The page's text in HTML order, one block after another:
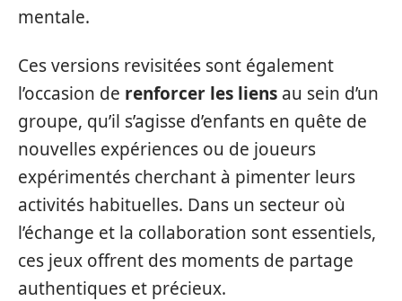
mentale.
Ces versions revisitées sont également
l’occasion de renforcer les liens au sein d’un
groupe, qu’il s’agisse d’enfants en quête de
nouvelles expériences ou de joueurs
expérimentés cherchant à pimenter leurs
activités habituelles. Dans un secteur où
l’échange et la collaboration sont essentiels,
ces jeux offrent des moments de partage
authentiques et précieux.